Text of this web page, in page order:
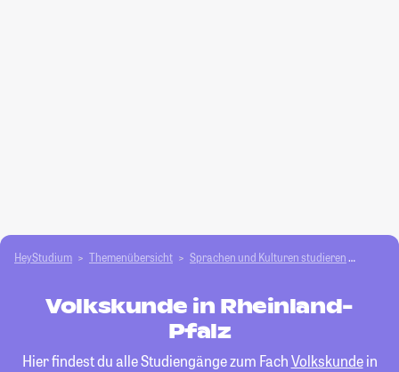
HeyStudium Themenübersicht Sprachen und Kulturen studieren
Volkskunde in Rheinland-
Pfalz
Hier findest du alle Studiengänge zum FachVolkskundein